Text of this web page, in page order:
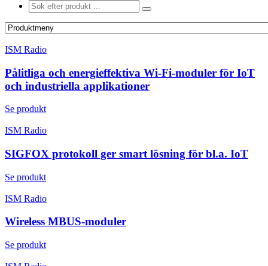
ISM Radio
Pålitliga och energieffektiva Wi-Fi-moduler för IoT
och industriella applikationer
Se produkt
ISM Radio
SIGFOX protokoll ger smart lösning för bl.a. IoT
Se produkt
ISM Radio
Wireless MBUS-moduler
Se produkt